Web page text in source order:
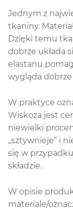
Jednym z
tkaniny.
Dzięki temu
dobrze układa
elastanu
wygląda
W praktyce
Wiskoza jest
niewielki
„sztywnieje” i
się w
składzie.
W opisie
materiale/